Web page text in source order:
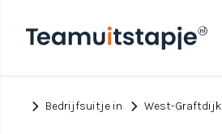
chevron_right Bedrijfsuitje in chevron_right West-Graftdijk